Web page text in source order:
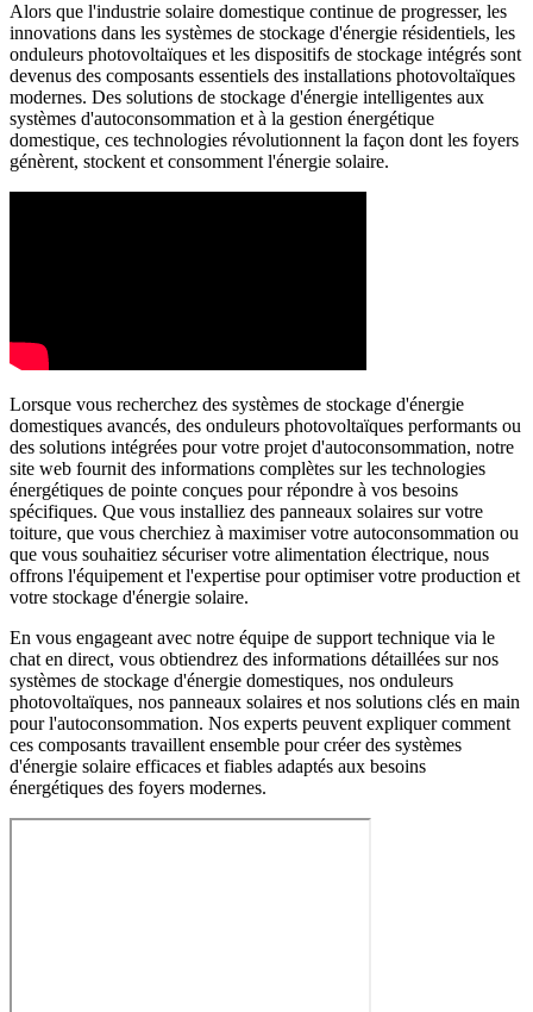
Alors que l'industrie solaire domestique continue de progresser, les
innovations dans les systèmes de stockage d'énergie résidentiels, les
onduleurs photovoltaïques et les dispositifs de stockage intégrés sont
devenus des composants essentiels des installations photovoltaïques
modernes. Des solutions de stockage d'énergie intelligentes aux
systèmes d'autoconsommation et à la gestion énergétique
domestique, ces technologies révolutionnent la façon dont les foyers
génèrent, stockent et consomment l'énergie solaire.
Lorsque vous recherchez des systèmes de stockage d'énergie
domestiques avancés, des onduleurs photovoltaïques performants ou
des solutions intégrées pour votre projet d'autoconsommation, notre
site web fournit des informations complètes sur les technologies
énergétiques de pointe conçues pour répondre à vos besoins
spécifiques. Que vous installiez des panneaux solaires sur votre
toiture, que vous cherchiez à maximiser votre autoconsommation ou
que vous souhaitiez sécuriser votre alimentation électrique, nous
offrons l'équipement et l'expertise pour optimiser votre production et
votre stockage d'énergie solaire.
En vous engageant avec notre équipe de support technique via le
chat en direct, vous obtiendrez des informations détaillées sur nos
systèmes de stockage d'énergie domestiques, nos onduleurs
photovoltaïques, nos panneaux solaires et nos solutions clés en main
pour l'autoconsommation. Nos experts peuvent expliquer comment
ces composants travaillent ensemble pour créer des systèmes
d'énergie solaire efficaces et fiables adaptés aux besoins
énergétiques des foyers modernes.